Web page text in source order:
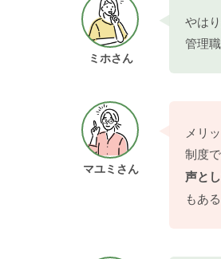
ミホさん
やは
管理
マユミさん
メリ
制度
声と
もあ